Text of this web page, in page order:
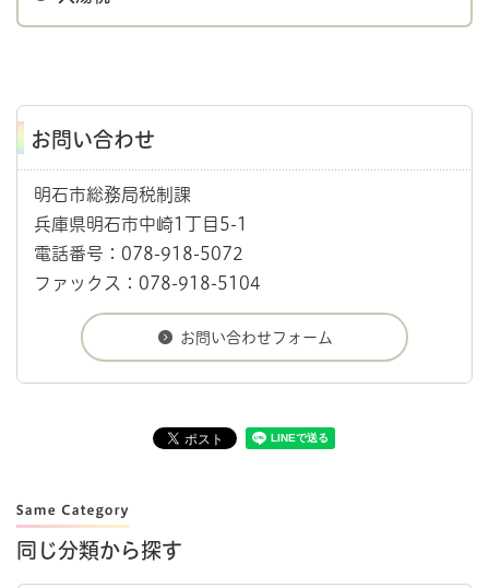
お問い合わせ
明石市総務局税制課
兵庫県明石市中崎1丁目5-1
電話番号：078-918-5072
ファックス：078-918-5104
同じ分類から探す